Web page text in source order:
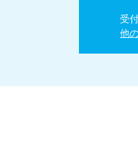
受
他